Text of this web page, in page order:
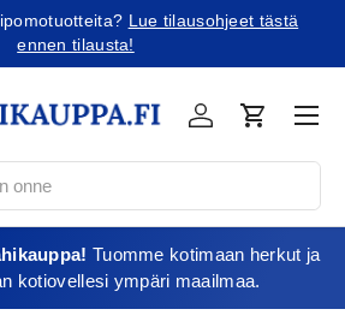
Lue tilausohjeet tästä
ennen tilausta!
KirjauduOstoskori
Tuomme kotimaan herkut ja
kotiovellesi ympäri maailmaa.